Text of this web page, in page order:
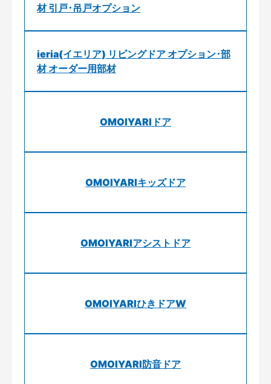
材 引戸･吊戸オプション
ieria(イエリア) リビングドア オプション･部
材 オーダー用部材
OMOIYARIドア
OMOIYARIキッズドア
OMOIYARIアシストドア
OMOIYARIひきドアW
OMOIYARI防音ドア